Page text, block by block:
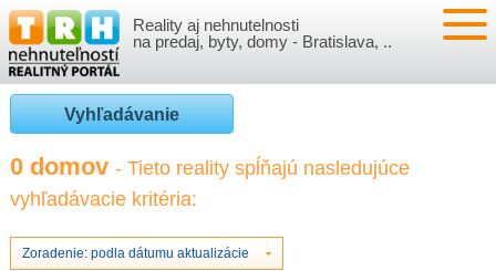
Reality aj nehnutelnosti
na predaj, byty, domy - Bratislava, ..
NEHNUTEĽNOSTI
BYTY
NOVOSTAVBY
NEBYTOVÉ PRIESTORY
VLOŽIŤ NEHNUTEĽNOSTI
PRIHLÁSENIE
REGISTRÁCIA
VÝVOJ CIEN REALÍT
ČLÁNKY O REALITÁCH
Vyhľadávanie
0 domov - Tieto reality spĺňajú nasledujúce
vyhľadávacie kritéria:
Zoradenie: podla dátumu aktualizácie